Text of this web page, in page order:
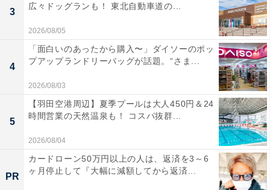
3
広々ドッグランも！ 東北自動車道の...
2026/08/05
4
「面白いのあったから購入〜」ダイソーのポッ
プアップランドリーバッグが話題。“さま...
2026/08/03
5
【羽田空港周辺】夏季プールは大人450円＆24
時間営業の天然温泉も！ コスパ抜群...
2026/08/04
PR
カードローン50万円以上の人は、返済を3～6
ヶ月停止して『大幅に減額してから返済...